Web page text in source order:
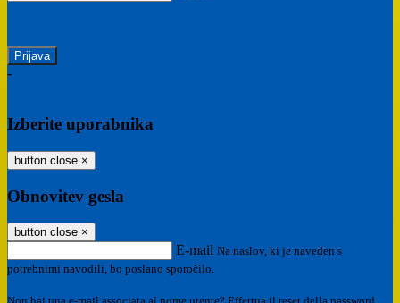
-
Izberite uporabnika
button close ×
Obnovitev gesla
button close ×
E-mail Na naslov, ki je naveden s
potrebnimi navodili, bo poslano sporočilo.